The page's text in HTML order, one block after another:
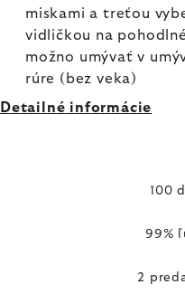
miskami a treťou
vidličkou na
možno umývať v
rúre (bez veka)
Detailné informácie
100
99%
2